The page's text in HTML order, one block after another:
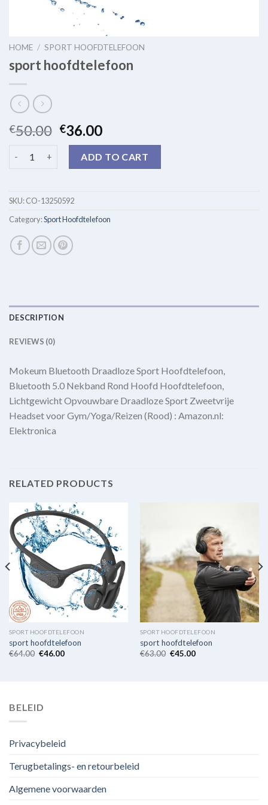
HOME / SPORT HOOFDTELEFOON
sport hoofdtelefoon
€50.00 €36.00
ADD TO CART
SKU:CO-13250592
Category:Sport Hoofdtelefoon
DESCRIPTION
REVIEWS (0)
Mokeum Bluetooth Draadloze Sport Hoofdtelefoon,
Bluetooth 5.0 Nekband Rond Hoofd Hoofdtelefoon,
Lichtgewicht Opvouwbare Draadloze Sport Zweetvrije
Headset voor Gym/Yoga/Reizen (Rood) : Amazon.nl:
Elektronica
RELATED PRODUCTS
SPORT HOOFDTELEFOON
sport hoofdtelefoon
€64.00 €46.00
SPORT HOOFDTELEFOON
sport hoofdtelefoon
€63.00 €45.00
BELEID
Privacybeleid
Terugbetalings- en retourbeleid
Algemene voorwaarden